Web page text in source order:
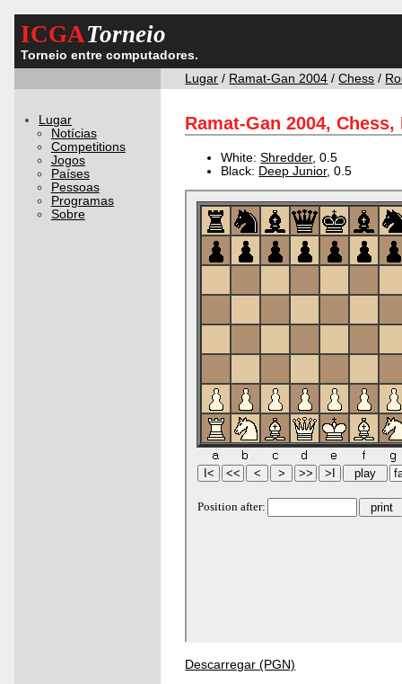
ICGATorneio
Torneio entre computadores.
Lugar / Ramat-Gan 2004 /Chess /
Lugar
Notícias
Competitions
Jogos
Países
Pessoas
Programas
Sobre
Ramat-Gan 2004,
White:Shredder, 0.5
Black: Deep Junior, 0.5
Descarregar (PGN)